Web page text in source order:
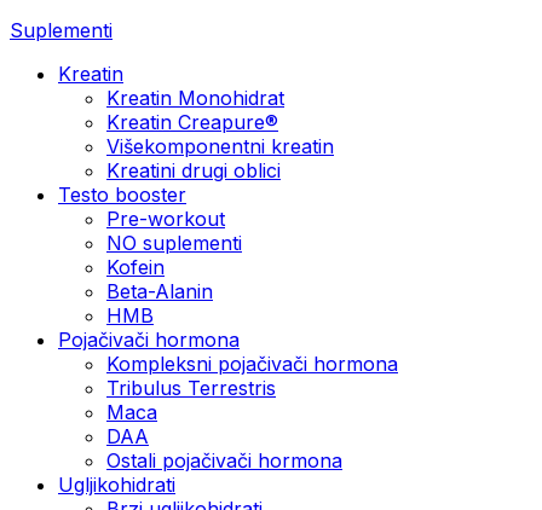
Suplementi
Kreatin
Kreatin Monohidrat
Kreatin Creapure®
Višekomponentni kreatin
Kreatini drugi oblici
Testo booster
Pre-workout
NO suplementi
Kofein
Beta-Alanin
HMB
Pojačivači hormona
Kompleksni pojačivači hormona
Tribulus Terrestris
Maca
DAA
Ostali pojačivači hormona
Ugljikohidrati